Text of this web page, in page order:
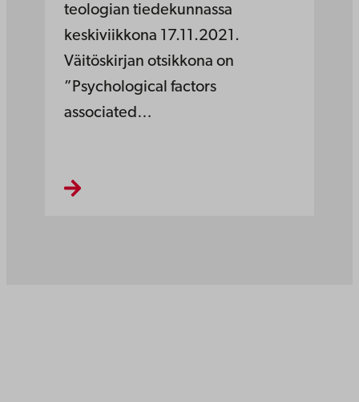
teologian tiedekunnassa
keskiviikkona 17.11.2021.
Väitöskirjan otsikkona on
”Psychological factors
associated…